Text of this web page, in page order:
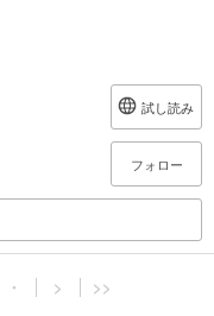
試し読み
フォロー
・ > >>